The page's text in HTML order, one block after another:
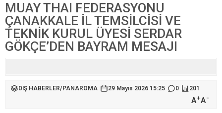
MUAY THAI FEDERASYONU
ÇANAKKALE İL TEMSİLCİSİ VE
TEKNİK KURUL ÜYESİ SERDAR
GÖKÇE’DEN BAYRAM MESAJI
DIŞ HABERLER/PANAROMA 29 Mayıs 2026 15:25 0 201
A+A-